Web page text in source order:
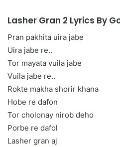
Lasher Gran 2 Lyrics By
Pran pakhita uira jabe
Uira jabe re..
Tor mayata vuila jabe
Vuila jabe re..
Rokte makha shorir khana
Hobe re dafon
Tor cholonay nirob deho
Porbe re dafol
Lasher gran aj